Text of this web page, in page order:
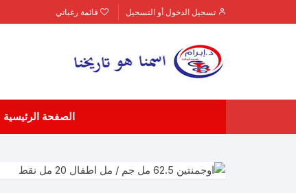
إلى
تسجيل الدخول أو التسجيل قائمة رغباتي
الصفحة الرئيسية